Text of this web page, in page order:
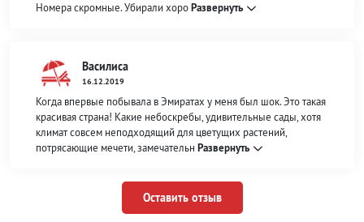
Номера скромные. Убирали хороРазвернуть
Василиса
16.12.2019
Когда впервые побывала в Эмиратах у меня был шок. Это такая
красивая страна! Какие небоскребы, удивительные сады, хотя
климат совсем неподходящий для цветущих растений,
потрясающие мечети, замечательн Развернуть
Оставить отзыв